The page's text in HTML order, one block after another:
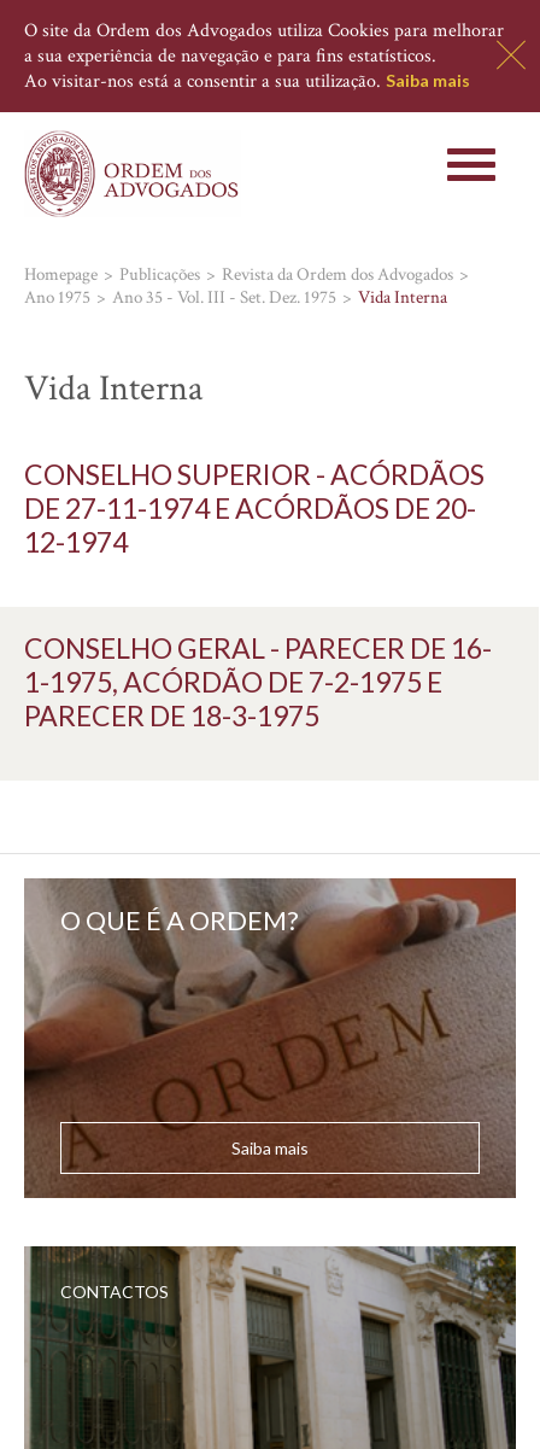
O site da Ordem dos Advogados utiliza Cookies para melhorar
a sua experiência de navegação e para fins estatísticos.
Ao visitar-nos está a consentir a sua utilização. Saiba mais
Toggle
Homepage Publicações
Revista da Ordem dos Advogados
Ano 1975
Ano 35 - Vol. III - Set. Dez. 1975 Vida Interna
Vida Interna
CONSELHO SUPERIOR - ACÓRDÃOS
DE 27-11-1974 E ACÓRDÃOS DE 20-
12-1974
CONSELHO GERAL - PARECER DE 16-
1-1975, ACÓRDÃO DE 7-2-1975 E
PARECER DE 18-3-1975
O QUE É A ORDEM?
Saiba mais
CONTACTOS